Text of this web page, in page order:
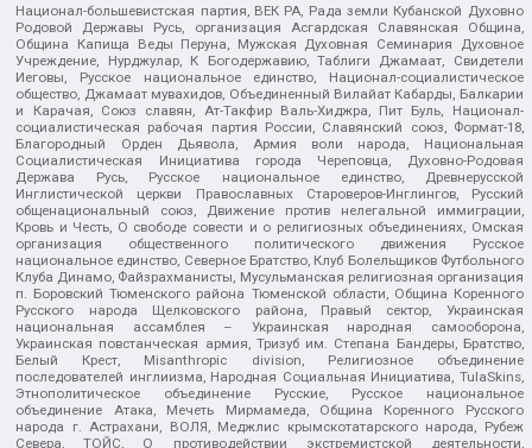
Национал-большевистская партия, ВЕК РА, Рада земли Кубанской Духовно
Родовой Державы Русь, организация Асгардская Славянская Община,
Община Капища Веды Перуна, Мужская Духовная Семинария Духовное
Учреждение, Нурджулар, К Богодержавию, Таблиги Джамаат, Свидетели
Иеговы, Русское национальное единство, Национал-социалистическое
общество, Джамаат мувахидов, Объединенный Вилайат Кабарды, Балкарии
и Карачая, Союз славян, Ат-Такфир Валь-Хиджра, Пит Буль, Национал-
социалистическая рабочая партия России, Славянский союз, Формат-18,
Благородный Орден Дьявола, Армия воли народа, Национальная
Социалистическая Инициатива города Череповца, Духовно-Родовая
Держава Русь, Русское национальное единство, Древнерусской
Инглистической церкви Православных Староверов-Инглингов, Русский
общенациональный союз, Движение против нелегальной иммиграции,
Кровь и Честь, О свободе совести и о религиозных объединениях, Омская
организация общественного политического движения Русское
национальное единство, Северное Братство, Клуб Болельщиков Футбольного
Клуба Динамо, Файзрахманисты, Мусульманская религиозная организация
п. Боровский Тюменского района Тюменской области, Община Коренного
Русского народа Щелковского района, Правый сектор, Украинская
национальная ассамблея – Украинская народная самооборона,
Украинская повстанческая армия, Тризуб им. Степана Бандеры, Братство,
Белый Крест, Misanthropic division, Религиозное объединение
последователей инглиизма, Народная Социальная Инициатива, TulaSkins,
Этнополитическое объединение Русские, Русское национальное
объединение Атака, Мечеть Мирмамеда, Община Коренного Русского
народа г. Астрахани, ВОЛЯ, Меджлис крымскотатарского народа, Рубеж
Севера, ТОЙС, О противодействии экстремистской деятельности,